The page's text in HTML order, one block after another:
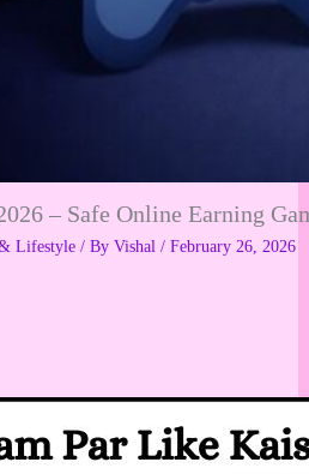
– Safe Online Earning
Lifestyle/ By Vishal / February 26, 2026